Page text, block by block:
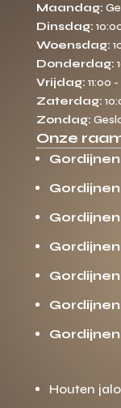
Maandag:
Dinsdag:
Woensdag:
Donderdag:
Vrijdag: 11:00
Zaterdag:
Zondag:
Onze
Houten